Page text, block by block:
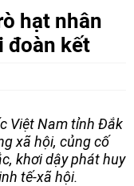
hạt nhân
đoàn kết
Việt Nam tỉnh Đắk
xã hội, củng cố
khơi dậy phát huy
tế-xã hội.